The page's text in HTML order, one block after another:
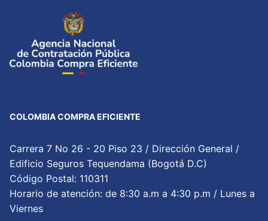
COLOMBIA COMPRA EFICIENTE
Carrera 7 No 26 - 20 Piso 23 / Dirección General /
Edificio Seguros Tequendama (Bogotá D.C)
Código Postal: 110311
Horario de atención: de 8:30 a.m a 4:30 p.m / Lunes a
Viernes